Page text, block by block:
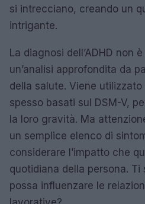
si intrecciano, creando un
intrigante.
La diagnosi dell’ADHD non
un’analisi approfondita da
della salute. Viene
spesso basati sul DSM-V,
la loro gravità. Ma
un semplice elenco di
considerare l’impatto che
quotidiana della persona.
possa influenzare le